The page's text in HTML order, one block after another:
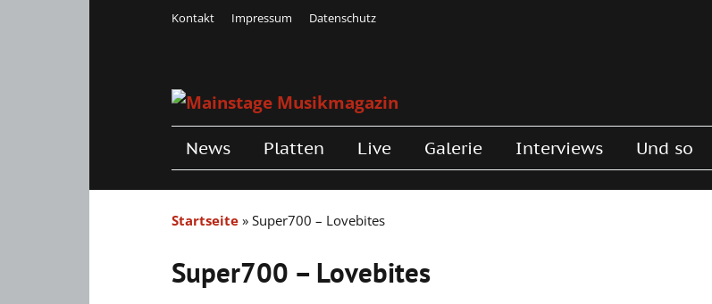
Kontakt Impressum Datenschutz
News Platten Live Galerie Interviews Und so
Startseite » Super700 – Lovebites
Super700 – Lovebites